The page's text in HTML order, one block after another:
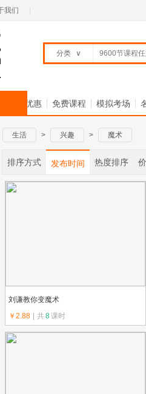
我们
分类 ∨
限时优惠 免费课程 模拟考场
生活 > 兴趣 > 魔术
排序方式 发布时间 热度排序
刘谦教你变魔术
￥2.88
共8课时
上传教师：范范